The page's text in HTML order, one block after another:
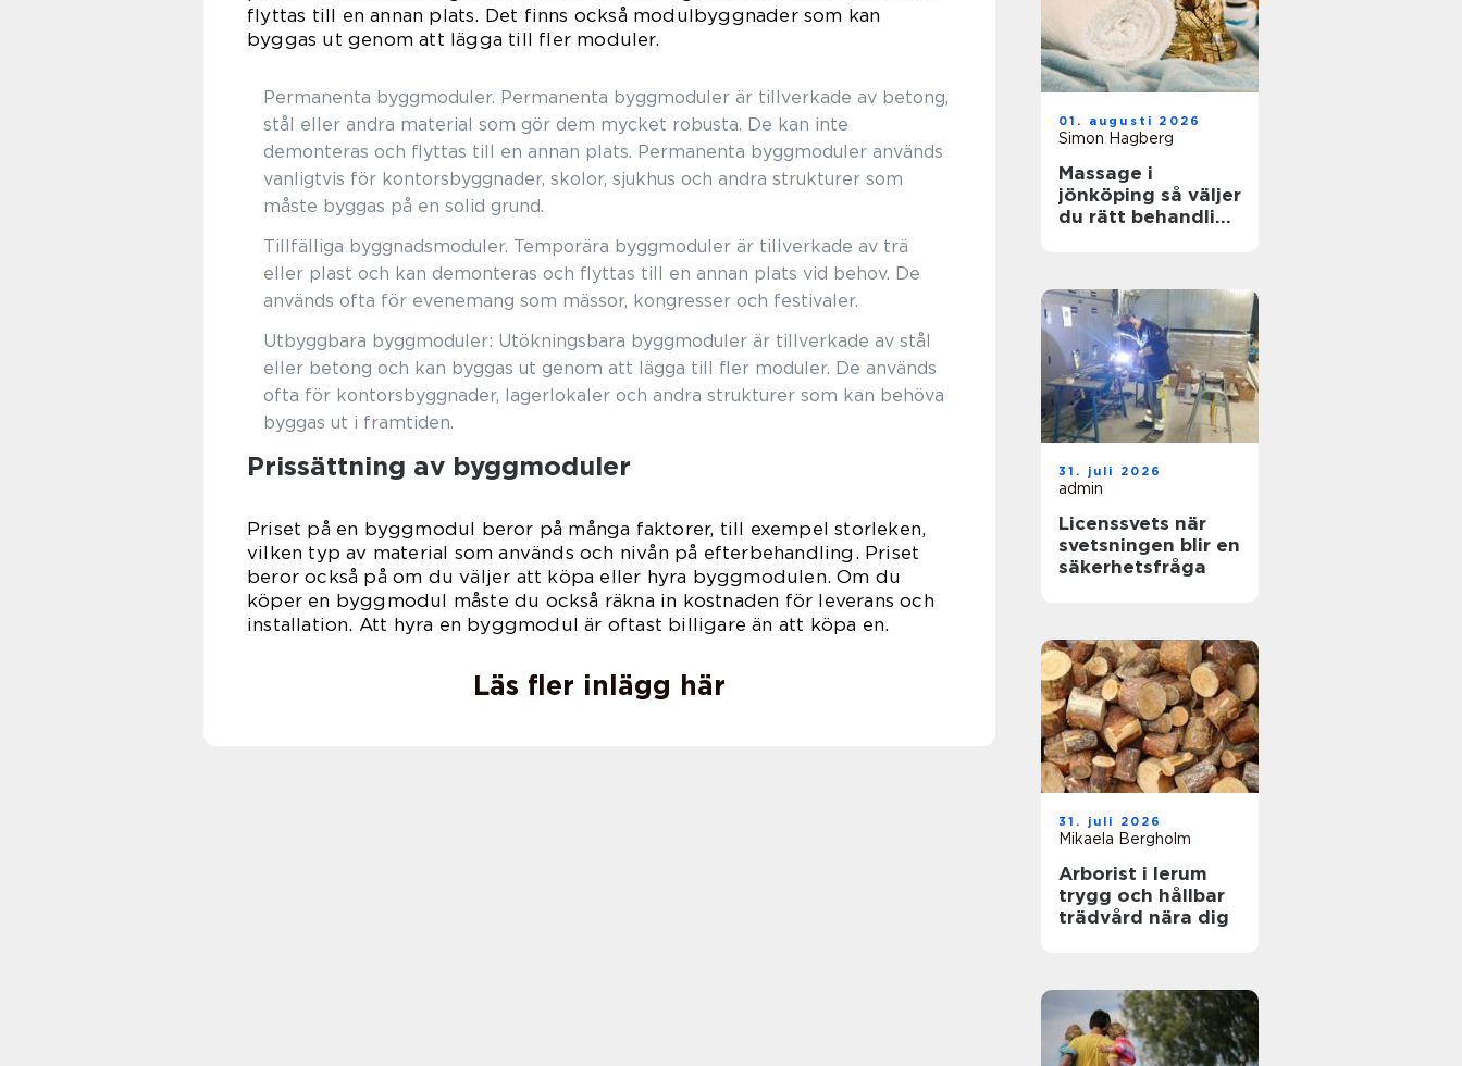
flyttas till en annan plats. Det finns också modulbyggnader som kan
byggas ut genom att lägga till fler moduler.
Permanenta byggmoduler. Permanenta byggmoduler är tillverkade av betong,
stål eller andra material som gör dem mycket robusta. De kan inte
demonteras och flyttas till en annan plats. Permanenta byggmoduler används
vanligtvis för kontorsbyggnader, skolor, sjukhus och andra strukturer som
måste byggas på en solid grund.
Tillfälliga byggnadsmoduler. Temporära byggmoduler är tillverkade av trä
eller plast och kan demonteras och flyttas till en annan plats vid behov. De
används ofta för evenemang som mässor, kongresser och festivaler.
Utbyggbara byggmoduler: Utökningsbara byggmoduler är tillverkade av stål
eller betong och kan byggas ut genom att lägga till fler moduler. De används
ofta för kontorsbyggnader, lagerlokaler och andra strukturer som kan behöva
byggas ut i framtiden.
Prissättning av byggmoduler
Priset på en byggmodul beror på många faktorer, till exempel storleken,
vilken typ av material som används och nivån på efterbehandling. Priset
beror också på om du väljer att köpa eller hyra byggmodulen. Om du
köper en byggmodul måste du också räkna in kostnaden för leverans och
installation. Att hyra en byggmodul är oftast billigare än att köpa en.
Läs fler inlägg här
01. augusti 2026
Simon Hagberg
Massage i
jönköping så väljer
du rätt behandling
31. juli 2026
admin
Licenssvets när
svetsningen blir en
säkerhetsfråga
31. juli 2026
Mikaela Bergholm
Arborist i lerum
trygg och hållbar
trädvård nära dig